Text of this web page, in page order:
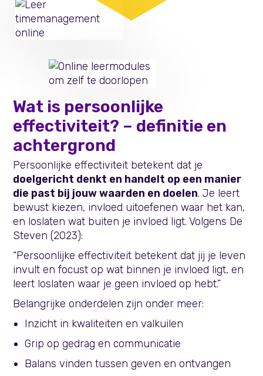
Wat is persoonlijke
effectiviteit? – definitie en
achtergrond
Persoonlijke effectiviteit betekent dat je
doelgericht denkt en handelt op een manier
die past bij jouw waarden en doelen. Je leert
bewust kiezen, invloed uitoefenen waar het kan,
en loslaten wat buiten je invloed ligt. Volgens De
Steven (2023):
“Persoonlijke effectiviteit betekent dat jij je leven
invult en focust op wat binnen je invloed ligt, en
leert loslaten waar je geen invloed op hebt.”
Belangrijke onderdelen zijn onder meer:
Inzicht in kwaliteiten en valkuilen
Grip op gedrag en communicatie
Balans vinden tussen geven en ontvangen